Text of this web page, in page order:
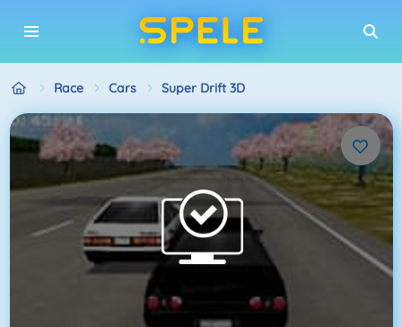
Race Cars Super Drift 3D